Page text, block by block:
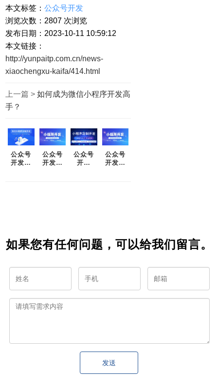
本文标签：公众号开发
浏览次数： 2807 次浏览
发布日期：2023-10-11 10:59:12
本文链接：
http://yunpaitp.com.cn/news-
xiaochengxu-kaifa/414.html
上一篇 > 如何成为微信小程序开发高
手？
公众号
开发：
公众号
开发：
公众号
开发
公众号
开发：
如果您有任何问题，可以给我们留言。
发送